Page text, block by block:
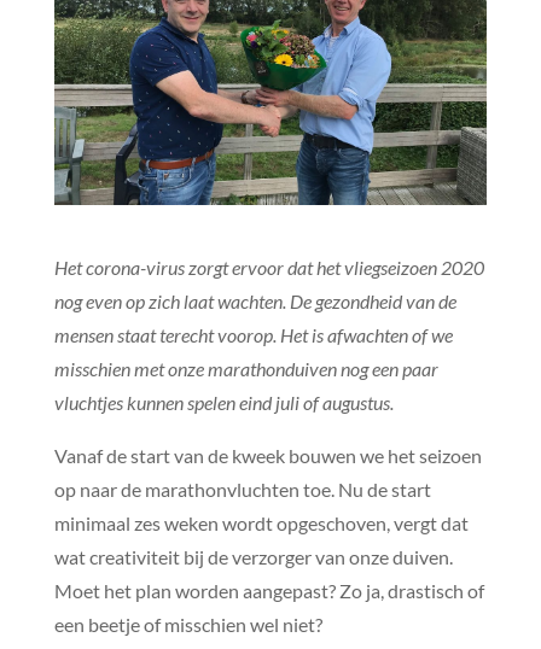
Het corona-virus zorgt ervoor dat het vliegseizoen 2020
nog even op zich laat wachten. De gezondheid van de
mensen staat terecht voorop. Het is afwachten of we
misschien met onze marathonduiven nog een paar
vluchtjes kunnen spelen eind juli of augustus.
Vanaf de start van de kweek bouwen we het seizoen
op naar de marathonvluchten toe. Nu de start
minimaal zes weken wordt opgeschoven, vergt dat
wat creativiteit bij de verzorger van onze duiven.
Moet het plan worden aangepast? Zo ja, drastisch of
een beetje of misschien wel niet?